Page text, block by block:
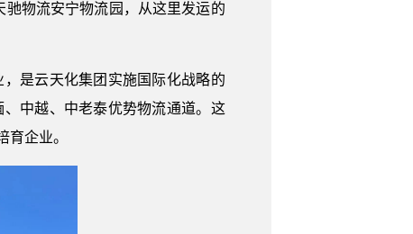
物流安宁物流园，从这里发运的
是云天化集团实施国际化战略的
中越、中老泰优势物流通道。这
企业。